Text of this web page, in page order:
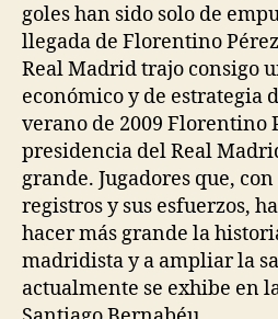
goles han sido solo de
llegada de Florentino
Real Madrid trajo consigo
económico y de estrategia
verano de 2009 Florentino
presidencia del Real
grande. Jugadores que, con
registros y sus esfuerzos,
hacer más grande la
madridista y a ampliar la
actualmente se exhibe en